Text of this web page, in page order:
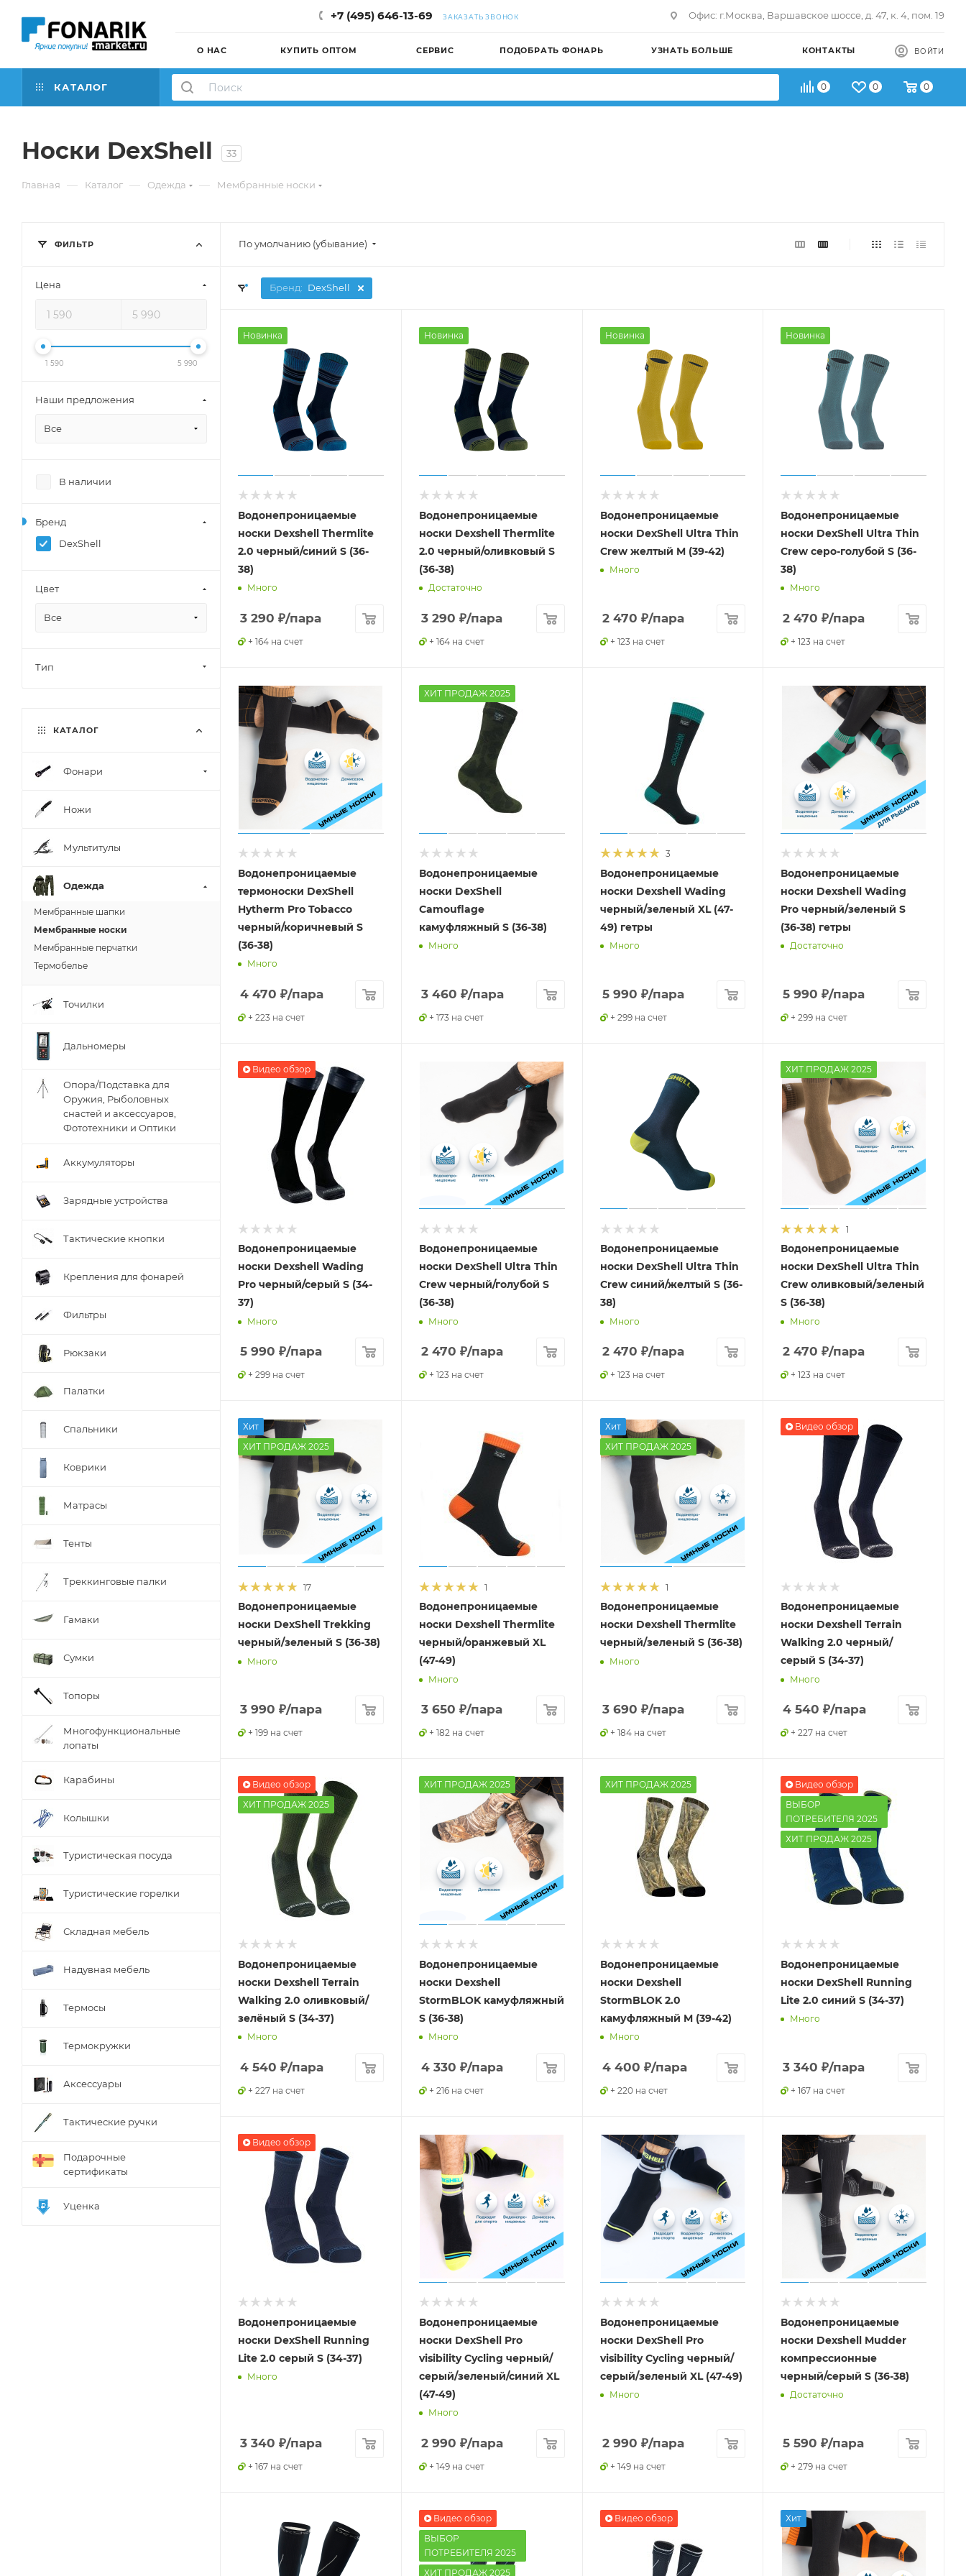
+7 (495) 646-13-69 ЗАКАЗАТЬ ЗВОНОК Офис: г.Москва, Варшавское шоссе, д. 47, к. 4, пом. 19
О НАС КУПИТЬ ОПТОМ СЕРВИС ПОДОБРАТЬ ФОНАРЬ УЗНАТЬ БОЛЬШЕ КОНТАКТЫ ВОЙТИ
КАТАЛОГ 0 0 0
Носки DexShell 33
Главная — Каталог — Одежда — Мембранные носки
По умолчанию (убывание)
Бренд: DexShell
Новинка
Водонепроницаемые
носки Dexshell Thermlite
2.0 черный/синий S (36-
38)
Много
3 290 ₽/пара
+ 164 на счет
Новинка
Водонепроницаемые
носки Dexshell Thermlite
2.0 черный/оливковый S
(36-38)
Достаточно
3 290 ₽/пара
+ 164 на счет
Новинка
Водонепроницаемые
носки DexShell Ultra Thin
Crew желтый M (39-42)
Много
2 470 ₽/пара
+ 123 на счет
Новинка
Водонепроницаемые
носки DexShell Ultra Thin
Crew серо-голубой S (36-
38)
Много
2 470 ₽/пара
+ 123 на счет
Водонепроницаемые
термоноски DexShell
Hytherm Pro Tobacco
черный/коричневый S
(36-38)
Много
4 470 ₽/пара
+ 223 на счет
ХИТ ПРОДАЖ 2025
Водонепроницаемые
носки DexShell
Camouflage
камуфляжный S (36-38)
Много
3 460 ₽/пара
+ 173 на счет
3
Водонепроницаемые
носки Dexshell Wading
черный/зеленый XL (47-
49) гетры
Много
5 990 ₽/пара
+ 299 на счет
Водонепроницаемые
носки Dexshell Wading
Pro черный/зеленый S
(36-38) гетры
Достаточно
5 990 ₽/пара
+ 299 на счет
Видео обзор
Водонепроницаемые
носки Dexshell Wading
Pro черный/серый S (34-
37)
Много
5 990 ₽/пара
+ 299 на счет
Водонепроницаемые
носки DexShell Ultra Thin
Crew черный/голубой S
(36-38)
Много
2 470 ₽/пара
+ 123 на счет
Водонепроницаемые
носки DexShell Ultra Thin
Crew синий/желтый S (36-
38)
Много
2 470 ₽/пара
+ 123 на счет
ХИТ ПРОДАЖ 2025
1
Водонепроницаемые
носки DexShell Ultra Thin
Crew оливковый/зеленый
S (36-38)
Много
2 470 ₽/пара
+ 123 на счет
Хит
ХИТ ПРОДАЖ 2025
17
Водонепроницаемые
носки DexShell Trekking
черный/зеленый S (36-38)
Много
3 990 ₽/пара
+ 199 на счет
1
Водонепроницаемые
носки Dexshell Thermlite
черный/оранжевый XL
(47-49)
Много
3 650 ₽/пара
+ 182 на счет
Хит
ХИТ ПРОДАЖ 2025
1
Водонепроницаемые
носки Dexshell Thermlite
черный/зеленый S (36-38)
Много
3 690 ₽/пара
+ 184 на счет
Видео обзор
Водонепроницаемые
носки Dexshell Terrain
Walking 2.0 черный/
серый S (34-37)
Много
4 540 ₽/пара
+ 227 на счет
Видео обзор
ХИТ ПРОДАЖ 2025
Водонепроницаемые
носки Dexshell Terrain
Walking 2.0 оливковый/
зелёный S (34-37)
Много
4 540 ₽/пара
+ 227 на счет
ХИТ ПРОДАЖ 2025
Водонепроницаемые
носки Dexshell
StormBLOK камуфляжный
S (36-38)
Много
4 330 ₽/пара
+ 216 на счет
ХИТ ПРОДАЖ 2025
Водонепроницаемые
носки Dexshell
StormBLOK 2.0
камуфляжный M (39-42)
Много
4 400 ₽/пара
+ 220 на счет
Видео обзор
ВЫБОР
ПОТРЕБИТЕЛЯ 2025
ХИТ ПРОДАЖ 2025
Водонепроницаемые
носки DexShell Running
Lite 2.0 синий S (34-37)
Много
3 340 ₽/пара
+ 167 на счет
Видео обзор
Водонепроницаемые
носки DexShell Running
Lite 2.0 серый S (34-37)
Много
3 340 ₽/пара
+ 167 на счет
Водонепроницаемые
носки DexShell Pro
visibility Cycling черный/
серый/зеленый/синий XL
(47-49)
Много
2 990 ₽/пара
+ 149 на счет
Водонепроницаемые
носки DexShell Pro
visibility Cycling черный/
серый/зеленый XL (47-49)
Много
2 990 ₽/пара
+ 149 на счет
Водонепроницаемые
носки Dexshell Mudder
компрессионные
черный/серый S (36-38)
Достаточно
5 590 ₽/пара
+ 279 на счет
Видео обзор
ВЫБОР
ПОТРЕБИТЕЛЯ 2025
ХИТ ПРОДАЖ 2025
Видео обзор Хит
ФИЛЬТР
Цена
1 590 5 990
Наши предложения
Все
В наличии
Бренд
DexShell
Цвет
Все
Тип
КАТАЛОГ
Фонари
Ножи
Мультитулы
Одежда
Мембранные шапки
Мембранные носки
Мембранные перчатки
Термобелье
Точилки
Дальномеры
Опора/Подставка для
Оружия, Рыболовных
снастей и аксессуаров,
Фототехники и Оптики
Аккумуляторы
Зарядные устройства
Тактические кнопки
Крепления для фонарей
Фильтры
Рюкзаки
Палатки
Спальники
Коврики
Матрасы
Тенты
Треккинговые палки
Гамаки
Сумки
Топоры
Многофункциональные
лопаты
Карабины
Колышки
Туристическая посуда
Туристические горелки
Складная мебель
Надувная мебель
Термосы
Термокружки
Аксессуары
Тактические ручки
Подарочные
сертификаты
Уценка